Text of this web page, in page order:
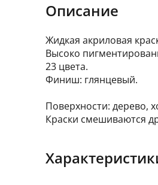
Описание
Жидкая акриловая
Высоко
23 цвета.
Финиш: глянцевый.
Поверхности: дерево,
Краски смешиваются